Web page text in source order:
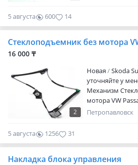
Авторазбор: -
-Честные цены -
5 августа 600 14
Стеклоподъемник без мотора
16 000 ₸
2
Новая Skoda
уточняйте у
Механизм
мотора VW
Superb 01-08
номером.
Петропавловск
5 августа 1256 31
Накладка блока управления